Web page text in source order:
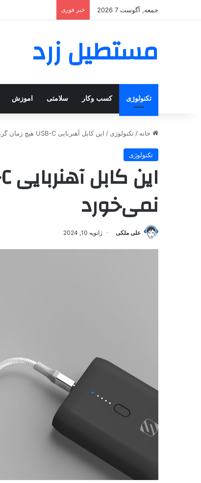
جمعه, آگوست 7 2026 خبر فوری
مستطیل زرد
تکنولوژی کسب وکار سلامتی اموزش
خانه / تکنولوژی / این کابل آهنربایی USB-C هیچ زمان گره نمی‌خورد
تکنولوژی
نمی‌خورد
علی ملکی ژانویه 10, 2024